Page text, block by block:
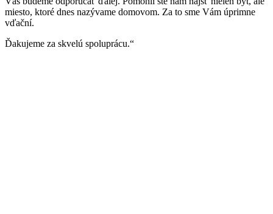
miesto, ktoré dnes nazývame domovom. Za to sme Vám úprimne
vďační.
Ďakujeme za skvelú spoluprácu.“